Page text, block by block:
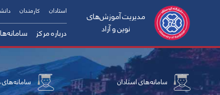
مدیریت آموزش‌های
نوین و آزاد
درباره مرکز
چارت سازمانی
معرفی آموزش‌های
معرفی مدیر
سامانه‌ها
راهنمای دانشجو
مقررات آموزشی
استادان کارمندان
سامانه‌های استادان